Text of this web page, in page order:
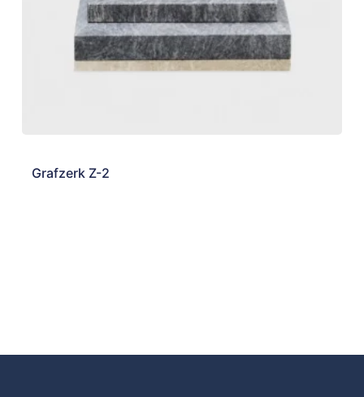
Grafzerk Z-2